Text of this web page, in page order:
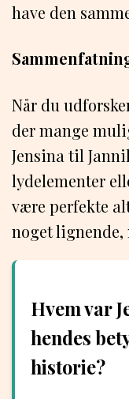
have den
Når du
der mange
Jensina til
lydelementer
være perfekte
noget
Hvem var
hendes
historie?